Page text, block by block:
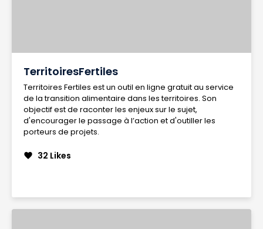
TerritoiresFertiles
Territoires Fertiles est un outil en ligne gratuit au service
de la transition alimentaire dans les territoires. Son
objectif est de raconter les enjeux sur le sujet,
d'encourager le passage à l’action et d'outiller les
porteurs de projets.
favorite 32 Likes